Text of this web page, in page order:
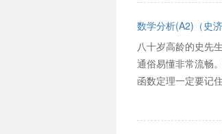
数学分析(A2)（史济
八十岁高龄的史先
通俗易懂非常流畅
函数定理一定要记